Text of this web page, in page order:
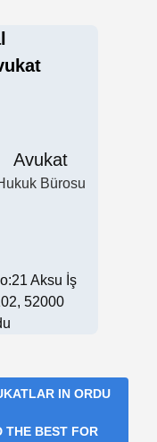
Avukat
Bürosu
Aksu İş
52000
IN ORDU
THE BEST FOR